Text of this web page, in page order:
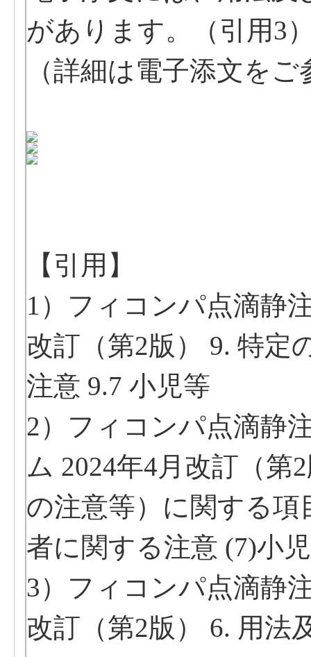
があります。（引用3
（詳細は電子添文を
【引用】
1）フィコンパ点滴静
改訂（第2版） 9. 特定
注意 9.7 小児等
2）フィコンパ点滴静
ム 2024年4月改訂（第
の注意等）に関する
者に関する注意 (7)小
3）フィコンパ点滴静
改訂（第2版） 6. 用法